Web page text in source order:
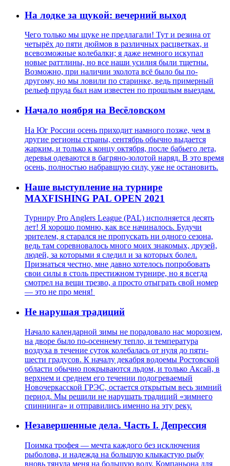
На лодке за щукой: вечерний выход
Чего только мы щуке не предлагали! Тут и резина от
четырёх до пяти дюймов в различных расцветках, и
всевозможные колебалки; я даже немного искупал
новые раттлины, но все наши усилия были тщетны.
Возможно, при наличии эхолота всё было бы по-
другому, но мы ловили по старинке, ведь примерный
рельеф пруда был нам известен по прошлым выездам.
Начало ноября на Весёловском
На Юг России осень приходит намного позже, чем в
другие регионы страны, сентябрь обычно выдается
жарким, и только к концу октября, после бабьего лета,
деревья одеваются в багряно-золотой наряд. В это время
осень, полностью набравшую силу, уже не остановить.
Наше выступление на турнире
MAXFISHING PAL OPEN 2021
Турниру Pro Anglers League (PAL) исполняется десять
лет! Я хорошо помню, как все начиналось. Будучи
зрителем, я старался не пропускать ни одного сезона,
ведь там соревновалось много моих знакомых, друзей,
людей, за которыми я следил и за которых болел.
Признаться честно, мне давно хотелось попробовать
свои силы в столь престижном турнире, но я всегда
смотрел на вещи трезво, а просто отыграть свой номер
— это не про меня!
Не нарушая традиций
Начало календарной зимы не порадовало нас морозцем,
на дворе было по-осеннему тепло, и температура
воздуха в течение суток колебалась от нуля до пяти-
шести градусов. К началу декабря водоемы Ростовской
области обычно покрываются льдом, и только Аксай, в
верхнем и среднем его течении подогреваемый
Новочеркасской ГРЭС, остается открытым весь зимний
период. Мы решили не нарушать традиций «зимнего
спиннинга» и отправились именно на эту реку.
Незавершенные дела. Часть I. Депрессия
Поимка трофея — мечта каждого без исключения
рыболова, и надежда на большую клыкастую рыбу
вновь тянула меня на большую воду. Компаньона для